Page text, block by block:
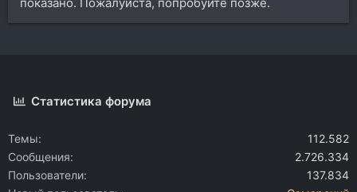
Статистика форума
Темы
112.582
Сообщения
2.726.334
Пользователи
137.834